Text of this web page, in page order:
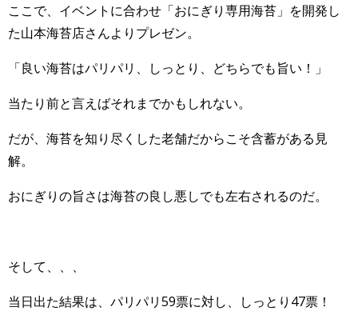
ここで、イベントに合わせ「おにぎり専用海苔」を開発し
た山本海苔店さんよりプレゼン。
「良い海苔はパリパリ、しっとり、どちらでも旨い！」
当たり前と言えばそれまでかもしれない。
だが、海苔を知り尽くした老舗だからこそ含蓄がある見
解。
おにぎりの旨さは海苔の良し悪しでも左右されるのだ。
そして、、、
当日出た結果は、パリパリ59票に対し、しっとり47票！